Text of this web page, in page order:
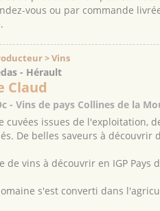
vous ou par commande
> Vins
- Hérault
Claud
- Vins de pays Collines de la
cuvées issues de l'exploitation,
De belles saveurs à
de vins à découvrir en IGP Pays
s'est converti dans